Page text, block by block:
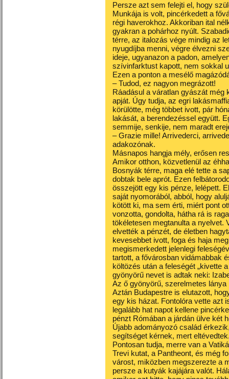
Persze azt sem felejti el, hogy
Munkája is volt, pincérkedett a
régi haverokhoz. Akkoriban ital
gyakran a pohárhoz nyúlt.
térre, az italozás vége mindig az
nyugdíjba menni, végre élvezni
ideje, ugyanazon a padon,
szívinfarktust kapott, nem sokkal
Ezen a ponton a mesélő
– Tudod, ez nagyon megrázott!
Ráadásul a váratlan gyászát
apját. Úgy tudja, az egri
körülötte, még többet ivott, pár
lakását, a berendezéssel együtt.
semmije, senkije, nem maradt
– Grazie mille! Arrivederci,
adakozónak.
Másnapos hangja mély, erősen
Amikor otthon, közvetlenül az
Bosnyák térre, maga elé tette a
dobtak bele aprót. Ezen
összejött egy kis pénze, lelépett.
saját nyomorából, abból, hogy
kötött ki, ma sem érti, miért pont
vonzotta, gondolta, hátha rá is
tökéletesen megtanulta a nyelvet.
elvették a pénzét, de életben
kevesebbet ivott, foga és haja
megismerkedett jelenlegi
tartott, a fővárosban vidámabbak
költözés után a feleségét „kivette
gyönyörű nevet is adtak neki:
Az ő gyönyörű, szerelmetes
Aztán Budapestre is elutazott,
egy kis házat. Fontolóra vette azt
legalább hat napot kellene
pénzt Rómában a járdán ülve két
Újabb adományozó család
segítséget kérnek, mert
Pontosan tudja, merre van a
Trevi kutat, a Pantheont, és még
várost, miközben megszerezte a
persze a kutyák kajájára valót.